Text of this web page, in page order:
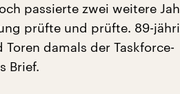
passierte zwei weitere
prüfte und prüfte. 89-
damals der Taskforce-
Brief.